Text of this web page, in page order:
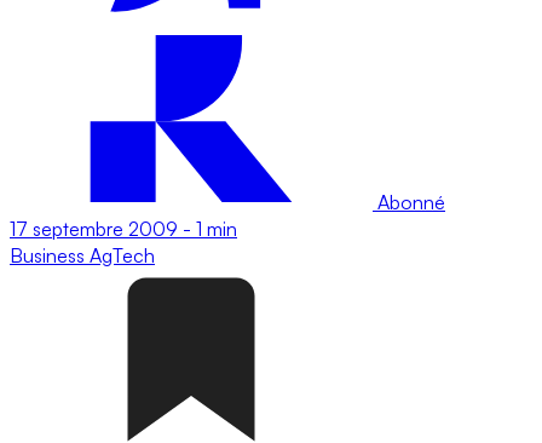
Abonné
17 septembre 2009 - 1 min
Business AgTech